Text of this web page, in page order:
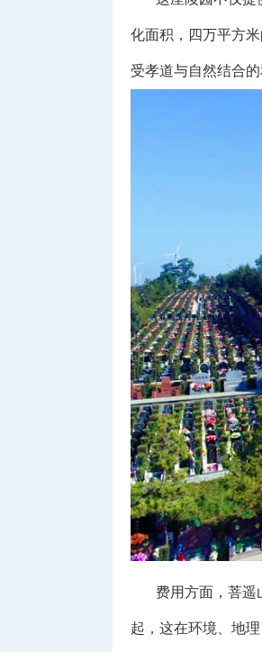
化面积，四万平方
受孝道与自然结合
费用方面，菩遥山
起，这在环境、地